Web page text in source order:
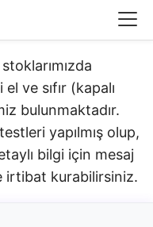
ve sıfır (kapalı
bulunmaktadır.​
yapılmış olup,
bilgi için mesaj
irtibat kurabilirsiniz.